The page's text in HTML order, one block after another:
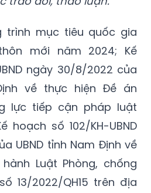
trình mục tiêu quốc gia
mới năm 2024; Kế
ngày 30/8/2022 của
về thực hiện Đề án
lực tiếp cận pháp luật
hoạch số 102/KH-UBND
UBND tỉnh Nam Định về
Luật Phòng, chống
13/2022/QH15 trên địa